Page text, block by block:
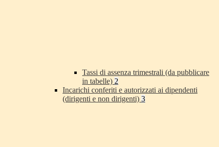
Tassi di assenza trimestrali (da pubblicare
in tabelle) 2
Incarichi conferiti e autorizzati ai dipendenti
(dirigenti e non dirigenti) 3